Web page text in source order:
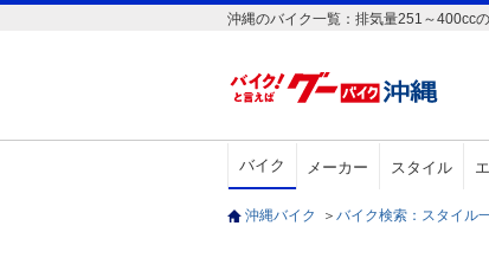
沖縄のバイク一覧：排気量251～400cc
バイク メーカー スタイル
沖縄バイク ＞ バイク検索：スタイル